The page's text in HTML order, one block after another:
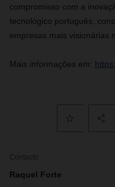
compromisso com a
tecnológico português,
empresas mais visionárias
Mais informações em:
Contacto
Raquel Forte